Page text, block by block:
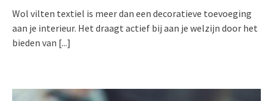
Wol vilten textiel is meer dan een decoratieve toevoeging
aan je interieur. Het draagt actief bij aan je welzijn door het
bieden van [...]